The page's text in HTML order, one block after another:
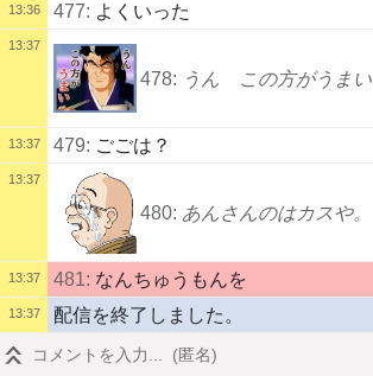
13:36 477: よくいった
13:37
478: うん この方がうまい
13:37 479: ごごは？
13:37
480: あんさんのはカスや。
13:37 481: なんちゅうもんを
13:37 配信を終了しました。